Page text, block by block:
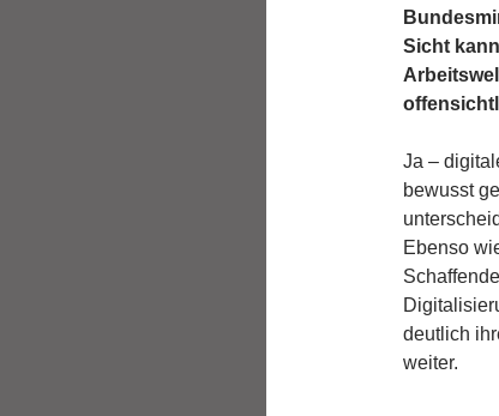
Sicht
Ja –
bewusst
Ebenso
deutlich
weiter.